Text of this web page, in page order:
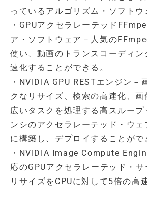
っているアルゴリズム・ソフトウ
・GPUアクセラレーテッド
ア・ソフトウェア－人気の
使い、動画のトランスコーディン
速化することができる。
・NVIDIA GPU RESTエンジン－
クなリサイズ、検索の高速化、
広いタスクを処理する高スループ
ンシのアクセラレーテッド・ウ
に構築し、デプロイすることがで
・NVIDIA Image Compute
応のGPUアクセラレーテッド・
リサイズをCPUに対して5倍の高